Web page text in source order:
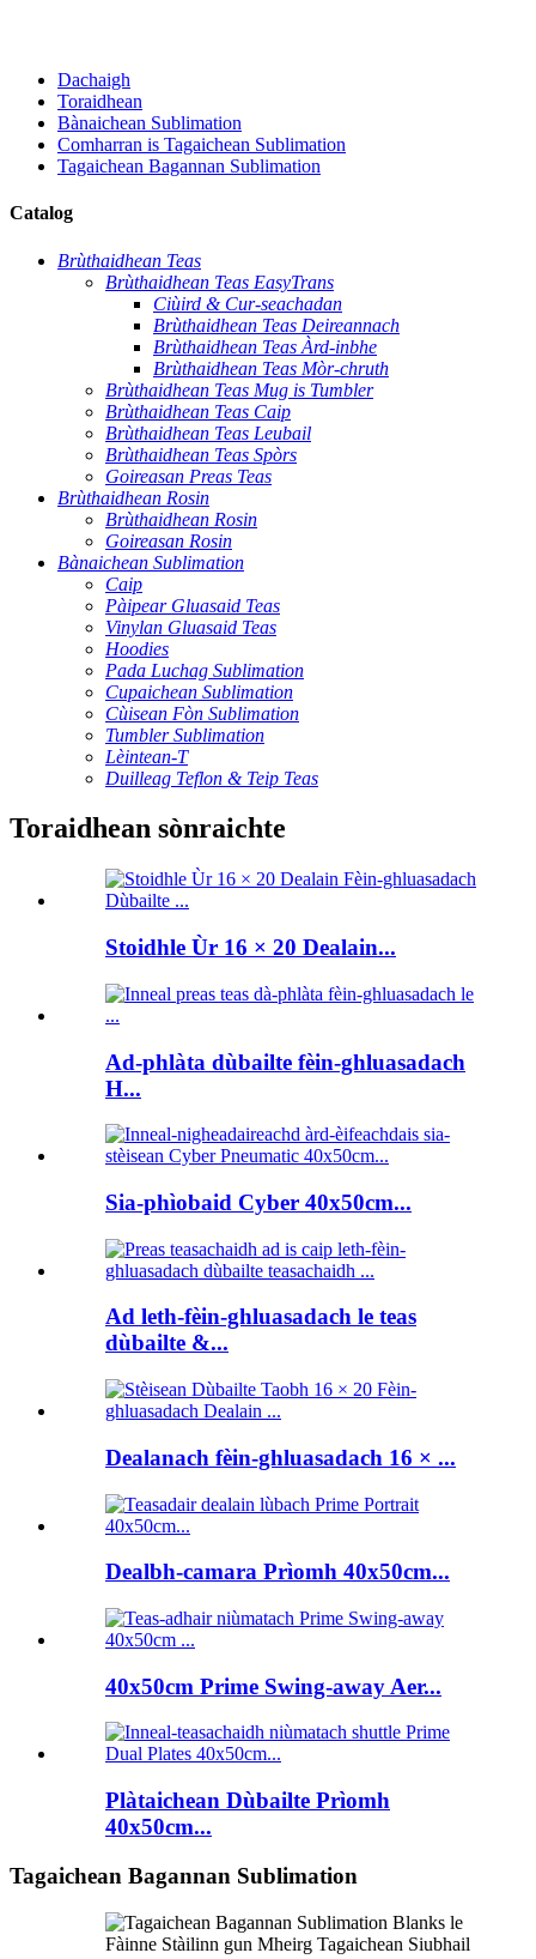
Dachaigh
Toraidhean
Bànaichean Sublimation
Comharran is Tagaichean Sublimation
Tagaichean Bagannan Sublimation
Catalog
Brùthaidhean Teas
Brùthaidhean Teas EasyTrans
Ciùird & Cur-seachadan
Brùthaidhean Teas Deireannach
Brùthaidhean Teas Àrd-inbhe
Brùthaidhean Teas Mòr-chruth
Brùthaidhean Teas Mug is Tumbler
Brùthaidhean Teas Caip
Brùthaidhean Teas Leubail
Brùthaidhean Teas Spòrs
Goireasan Preas Teas
Brùthaidhean Rosin
Brùthaidhean Rosin
Goireasan Rosin
Bànaichean Sublimation
Caip
Pàipear Gluasaid Teas
Vinylan Gluasaid Teas
Hoodies
Pada Luchag Sublimation
Cupaichean Sublimation
Cùisean Fòn Sublimation
Tumbler Sublimation
Lèintean-T
Duilleag Teflon & Teip Teas
Toraidhean sònraichte
Stoidhle Ùr 16 × 20 Dealain...
Ad-phlàta dùbailte fèin-ghluasadach
H...
Sia-phìobaid Cyber ​​40x50cm...
Ad leth-fèin-ghluasadach le teas
dùbailte &...
Dealanach fèin-ghluasadach 16 × ...
Dealbh-camara Prìomh 40x50cm...
40x50cm Prime Swing-away Aer...
Plàtaichean Dùbailte Prìomh
40x50cm...
Tagaichean Bagannan Sublimation